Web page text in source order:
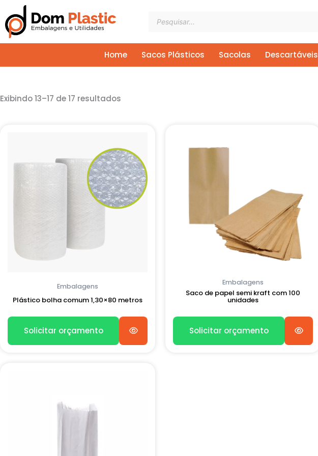
para
conteúdo
produtos
Home Sacos Plásticos Sacolas Descartáveis
Exibindo 13–17 de 17 resultados
Embalagens
Plástico bolha comum 1,30×80 metros
Solicitar orçamento
Embalagens
Saco de papel semi kraft com 100
unidades
Solicitar orçamento